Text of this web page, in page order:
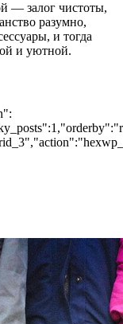
— залог чистоты,
разумно,
и тогда
и уютной.